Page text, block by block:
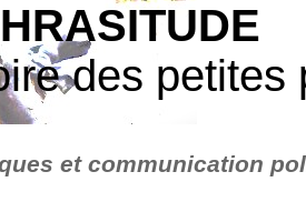
des petites
et communication